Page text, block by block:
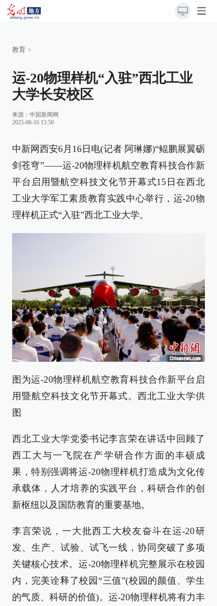
教育 >
运-20物理样机“入驻”西北工业
大学长安校区
来源： 中国新闻网
2025-06-16 15:50
中新网西安6月16日电(记者 阿琳娜)“鲲鹏展翼砺
剑苍穹”——运-20物理样机航空教育科技合作新
平台启用暨航空科技文化节开幕式15日在西北
工业大学军工素质教育实践中心举行，运-20物
理样机正式“入驻”西北工业大学。
图为运-20物理样机航空教育科技合作新平台启
用暨航空科技文化节开幕式。西北工业大学供
图
西北工业大学党委书记李言荣在讲话中回顾了
西工大与一飞院在产学研合作方面的丰硕成
果，特别强调将运-20物理样机打造成为文化传
承载体，人才培养的实践平台，科研合作的创
新枢纽以及国防教育的重要基地。
李言荣说，一大批西工大校友奋斗在运-20研
发、生产、试验、试飞一线，协同突破了多项
关键核心技术。运-20物理样机完整展示在校园
内，完美诠释了校园“三值”(校园的颜值、学生
的气质、科研的价值)。运-20物理样机将有力丰